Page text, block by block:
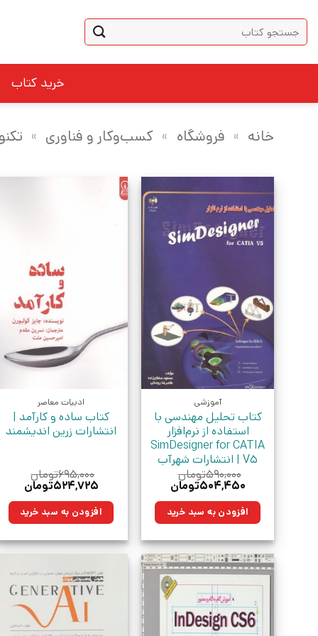
content
جستجو
برای:
خرید کتاب
خانه » فروشگاه » کسب‌وکار و فناوری »
آموزشی
کتاب تحلیل مهندسی با
استفاده از نرم‌افزار
SimDesigner for CATIA
V5 | انتشارات شهرآب
۵۹۰,۰۰۰تومان
قیمت
۵۹۰,۰۰۰تومان
بود.
۵۰۴,۴۵۰تومان
۵۰۴,۴۵۰تومان.افزودن به سبد خرید
ادبیات معاصر
کتاب ساده و کارآمد |
انتشارات زرین اندیشمند
۶۹۵,۰۰۰تومان
قیمت
۶۹۵,۰۰۰تومان
بود.
۵۲۴,۷۲۵تومان
افزودن به سبد خرید